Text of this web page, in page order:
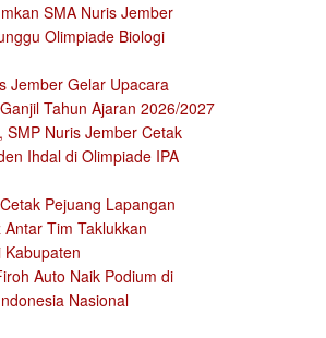
SMA Nuris Jember
Olimpiade Biologi
Jember Gelar Upacara
Tahun Ajaran 2026/2027
SMP Nuris Jember Cetak
Ihdal di Olimpiade IPA
Pejuang Lapangan
Tim Taklukkan
Kabupaten
Auto Naik Podium di
Nasional